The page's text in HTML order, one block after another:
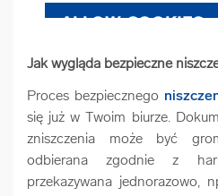
ALLOW COOKIES
Jak wygląda bezpieczne
Proces bezpiecznego
się już w Twoim biurze.
zniszczenia może być
odbierana zgodnie z
przekazywana jednorazowo,